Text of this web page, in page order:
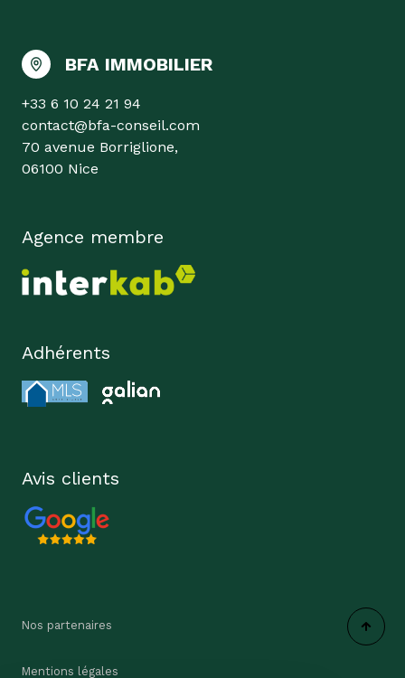
BFA IMMOBILIER
+33 6 10 24 21 94
contact@bfa-conseil.com
70 avenue Borriglione,
06100 Nice
Agence membre
Adhérents
Avis clients
Nos partenaires
Mentions légales